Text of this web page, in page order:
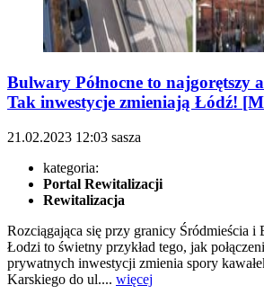
Bulwary Północne to najgorętszy
Tak inwestycje zmieniają Łódź!
21.02.2023 12:03 sasza
kategoria:
Portal Rewitalizacji
Rewitalizacja
Rozciągająca się przy granicy Śródmieścia i
Łodzi to świetny przykład tego, jak
prywatnych inwestycji zmienia spory
Karskiego do ul.... więcej